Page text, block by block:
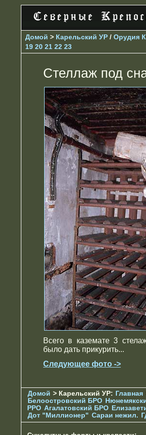
Домой > Карельский УР / Орудия
19 20 21 22 23
Стеллаж под
Всего в каземате 3
было дать прикурить...
Следующее фото ->
Домой > Карельский УР: Главная
Белоостровский БРО
РРО Агалатовский БРО
Дот "Миллионер" Сараи нежил.